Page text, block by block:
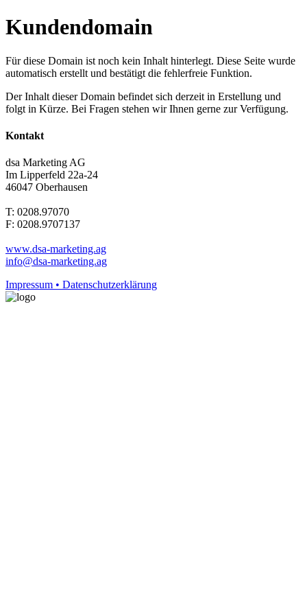
Kundendomain
Für diese Domain ist noch kein Inhalt hinterlegt. Diese Seite wurde
automatisch erstellt und bestätigt die fehlerfreie Funktion.
Der Inhalt dieser Domain befindet sich derzeit in Erstellung und
folgt in Kürze. Bei Fragen stehen wir Ihnen gerne zur Verfügung.
Kontakt
dsa Marketing AG
Im Lipperfeld 22a-24
46047 Oberhausen
T: 0208.97070
F: 0208.9707137
www.dsa-marketing.ag
info@dsa-marketing.ag
Impressum • Datenschutzerklärung